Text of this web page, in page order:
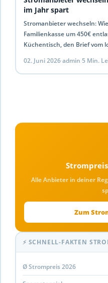
im Jahr spart
Stromanbieter wechseln:
Familienkasse um 450€
Küchentisch, den Brief vom
02. Juni 2026·admin·5 Min.
Alle Anbieter in deiner
Zum
⚡ SCHNELL-FAKTEN
Ø Strompreis 2026